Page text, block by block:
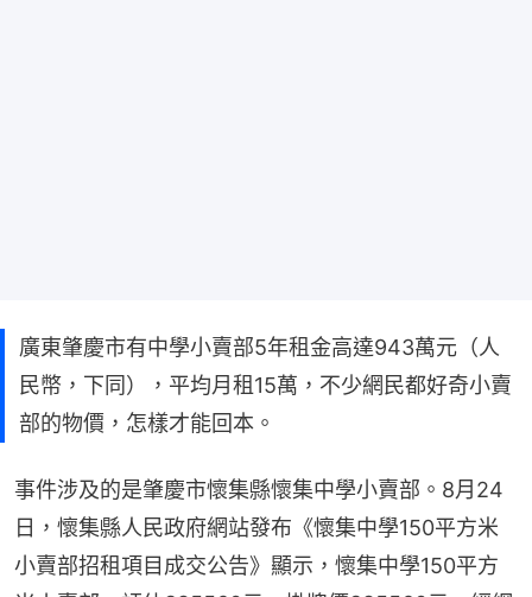
廣東肇慶市有中學小賣部5年租金高達943萬元（人
民幣，下同），平均月租15萬，不少網民都好奇小賣
部的物價，怎樣才能回本。
事件涉及的是肇慶市懷集縣懷集中學小賣部。8月24
日，懷集縣人民政府網站發布《懷集中學150平方米
小賣部招租項目成交公告》顯示，懷集中學150平方